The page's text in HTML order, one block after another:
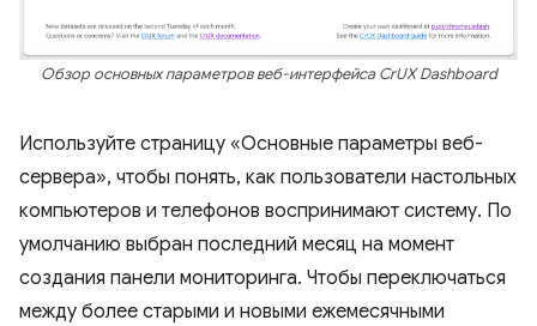
Обзор основных параметров веб-интерфейса CrUX Dashboard
Используйте страницу «Основные параметры веб-
сервера», чтобы понять, как пользователи настольных
компьютеров и телефонов воспринимают систему. По
умолчанию выбран последний месяц на момент
создания панели мониторинга. Чтобы переключаться
между более старыми и новыми ежемесячными